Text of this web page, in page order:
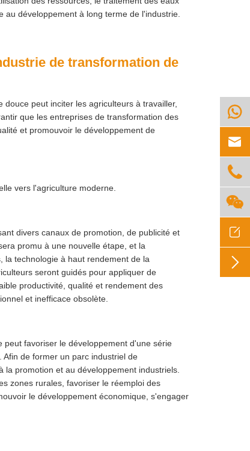
développement à long terme de l'industrie.
de transformation de
peut inciter les agriculteurs à travailler,
que les entreprises de transformation des
et promouvoir le développement de
vers l'agriculture moderne.
divers canaux de promotion, de publicité et
promu à une nouvelle étape, et la
la technologie à haut rendement de la
seront guidés pour appliquer de
productivité, qualité et rendement des
et inefficace obsolète.
favoriser le développement d'une série
de former un parc industriel de
promotion et au développement industriels.
zones rurales, favoriser le réemploi des
le développement économique, s'engager





